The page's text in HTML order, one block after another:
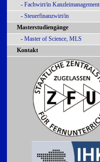
- Fachwirt/in Kanzleimanagement
- Steuerfinanzwirt/in
Masterstudiengänge
- Master of Science, MLS
Kontakt